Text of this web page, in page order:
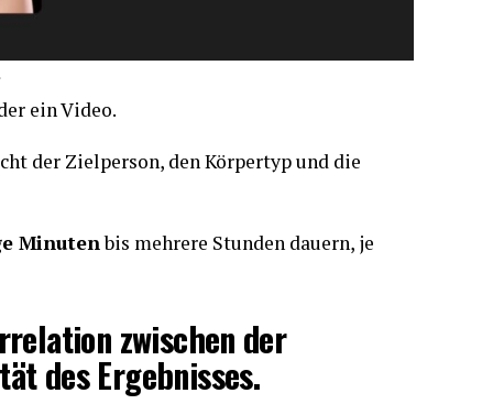
ein Video.
der Zielperson, den Körpertyp und die
Minutenbis mehrere Stunden dauern, je
zwischen der
des Ergebnisses.